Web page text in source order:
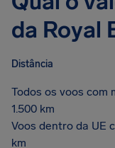
da Royal
Distância
Todos os voos com
1.500 km
Voos dentro da UE
km